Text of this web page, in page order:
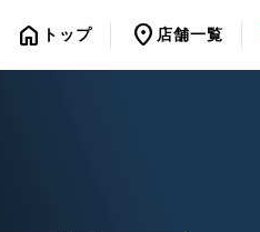
home トップ location_on 店舗一覧